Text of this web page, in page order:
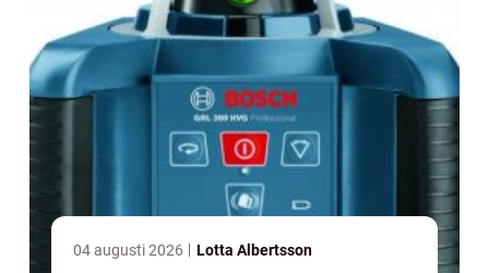
04 augusti 2026 Lotta Albertsson